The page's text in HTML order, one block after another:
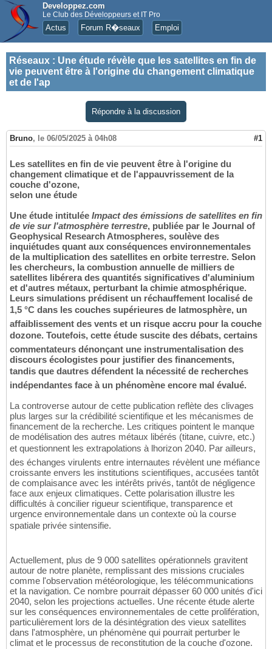
Developpez.com
Le Club des Développeurs et IT Pro
Actus Forum R�seaux Emploi
Réseaux : Une étude révèle que les satellites en fin de
vie peuvent être à l'origine du changement climatique
et de l'ap
Répondre à la discussion
Bruno, le 06/05/2025 à 04h08 #1
Les satellites en fin de vie peuvent être à l'origine du
changement climatique et de l'appauvrissement de la
couche d'ozone,
selon une étude
Une étude intitulée Impact des émissions de satellites en fin
de vie sur l'atmosphère terrestre, publiée par le Journal of
Geophysical Research Atmospheres, soulève des
inquiétudes quant aux conséquences environnementales
de la multiplication des satellites en orbite terrestre. Selon
les chercheurs, la combustion annuelle de milliers de
satellites libérera des quantités significatives d'aluminium
et d'autres métaux, perturbant la chimie atmosphérique.
Leurs simulations prédisent un réchauffement localisé de
1,5 °C dans les couches supérieures de latmosphère, un
affaiblissement des vents et un risque accru pour la couche
dozone. Toutefois, cette étude suscite des débats, certains
commentateurs dénonçant une instrumentalisation des
discours écologistes pour justifier des financements,
tandis que dautres défendent la nécessité de recherches
indépendantes face à un phénomène encore mal évalué.
La controverse autour de cette publication reflète des clivages
plus larges sur la crédibilité scientifique et les mécanismes de
financement de la recherche. Les critiques pointent le manque
de modélisation des autres métaux libérés (titane, cuivre, etc.)
et questionnent les extrapolations à lhorizon 2040. Par ailleurs,
des échanges virulents entre internautes révèlent une méfiance
croissante envers les institutions scientifiques, accusées tantôt
de complaisance avec les intérêts privés, tantôt de négligence
face aux enjeux climatiques. Cette polarisation illustre les
difficultés à concilier rigueur scientifique, transparence et
urgence environnementale dans un contexte où la course
spatiale privée sintensifie.
Actuellement, plus de 9 000 satellites opérationnels gravitent
autour de notre planète, remplissant des missions cruciales
comme l'observation météorologique, les télécommunications
et la navigation. Ce nombre pourrait dépasser 60 000 unités d'ici
2040, selon les projections actuelles. Une récente étude alerte
sur les conséquences environnementales de cette prolifération,
particulièrement lors de la désintégration des vieux satellites
dans l'atmosphère, un phénomène qui pourrait perturber le
climat et le processus de reconstitution de la couche d'ozone.